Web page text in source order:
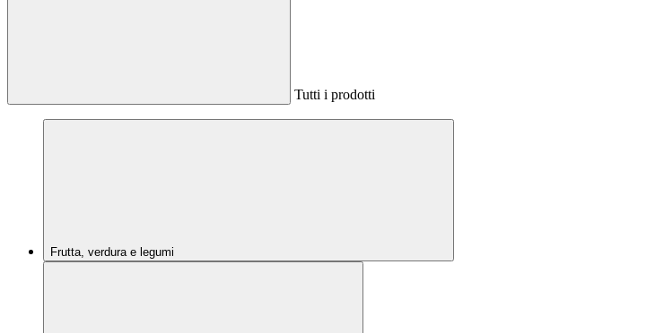
Tutti i prodotti
Frutta, verdura e legumi